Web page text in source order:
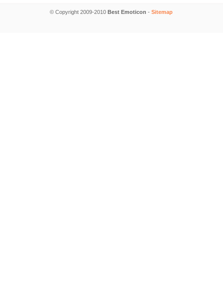
© Copyright 2009-2010 Best Emoticon - Sitemap